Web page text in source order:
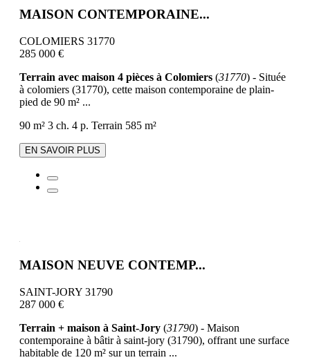
MAISON CONTEMPORAINE...
COLOMIERS 31770
285 000 €
Terrain avec maison 4 pièces à Colomiers (31770) - Située
à colomiers (31770), cette maison contemporaine de plain-
pied de 90 m² ...
90 m² 3 ch. 4 p. Terrain 585 m²
EN SAVOIR PLUS
MAISON NEUVE CONTEMP...
SAINT-JORY 31790
287 000 €
Terrain + maison à Saint-Jory (31790) - Maison
contemporaine à bâtir à saint-jory (31790), offrant une surface
habitable de 120 m² sur un terrain ...